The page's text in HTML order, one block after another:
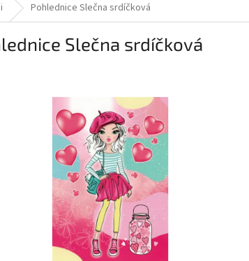
Pohlednice Slečna srdíčková
Slečna srdíčková